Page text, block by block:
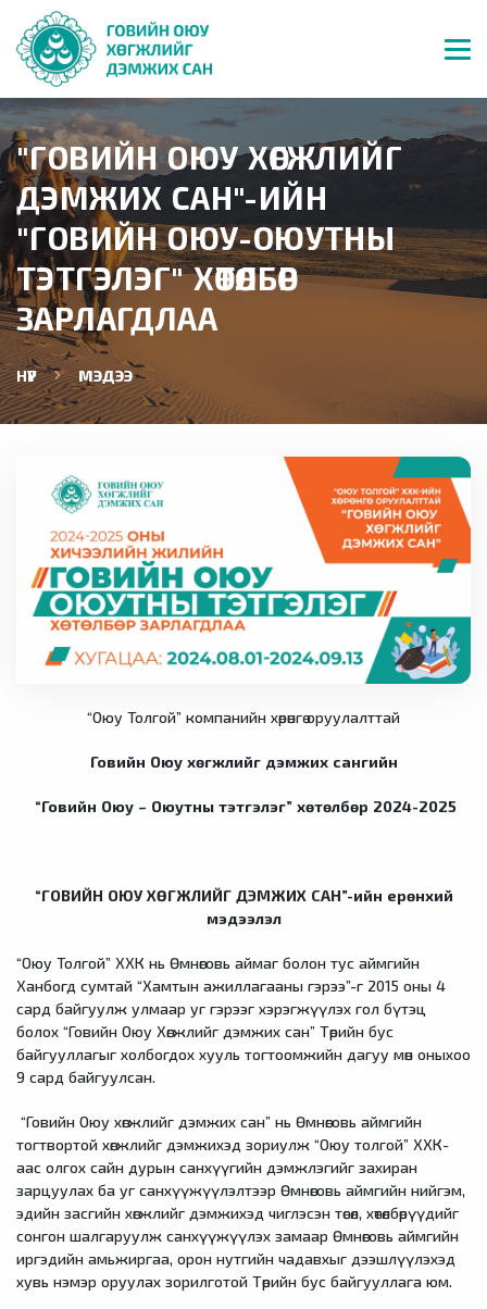
"ГОВИЙН ОЮУ ХӨГЖЛИЙГ
ДЭМЖИХ САН"-ИЙН
"ГОВИЙН ОЮУ-ОЮУТНЫ
ТЭТГЭЛЭГ" ХӨТӨЛБӨР
ЗАРЛАГДЛАА
НҮҮР МЭДЭЭ
“Оюу Толгой” компанийн хөрөнгө оруулалттай
Говийн Оюу хөгжлийг дэмжих сангийн
“Говийн Оюу – Оюутны тэтгэлэг” хөтөлбөр 2024-2025
“ГОВИЙН ОЮУ ХӨГЖЛИЙГ ДЭМЖИХ САН”-ийн ерөнхий
мэдээлэл
“Оюу Толгой” ХХК нь Өмнөговь аймаг болон тус аймгийн
Ханбогд сумтай “Хамтын ажиллагааны гэрээ”-г 2015 оны 4
сард байгуулж улмаар уг гэрээг хэрэгжүүлэх гол бүтэц
болох “Говийн Оюу Хөгжлийг дэмжих сан” Төрийн бус
байгууллагыг холбогдох хууль тогтоомжийн дагуу мөн оныхоо
9 сард байгуулсан.
“Говийн Оюу хөгжлийг дэмжих сан” нь Өмнөговь аймгийн
тогтвортой хөгжлийг дэмжихэд зориулж “Оюу толгой” ХХК-
аас олгох сайн дурын санхүүгийн дэмжлэгийг захиран
зарцуулах ба уг санхүүжүүлэлтээр Өмнөговь аймгийн нийгэм,
эдийн засгийн хөгжлийг дэмжихэд чиглэсэн төсөл, хөтөлбөрүүдийг
сонгон шалгаруулж санхүүжүүлэх замаар Өмнөговь аймгийн
иргэдийн амьжиргаа, орон нутгийн чадавхыг дээшлүүлэхэд
хувь нэмэр оруулах зорилготой Төрийн бус байгууллага юм.